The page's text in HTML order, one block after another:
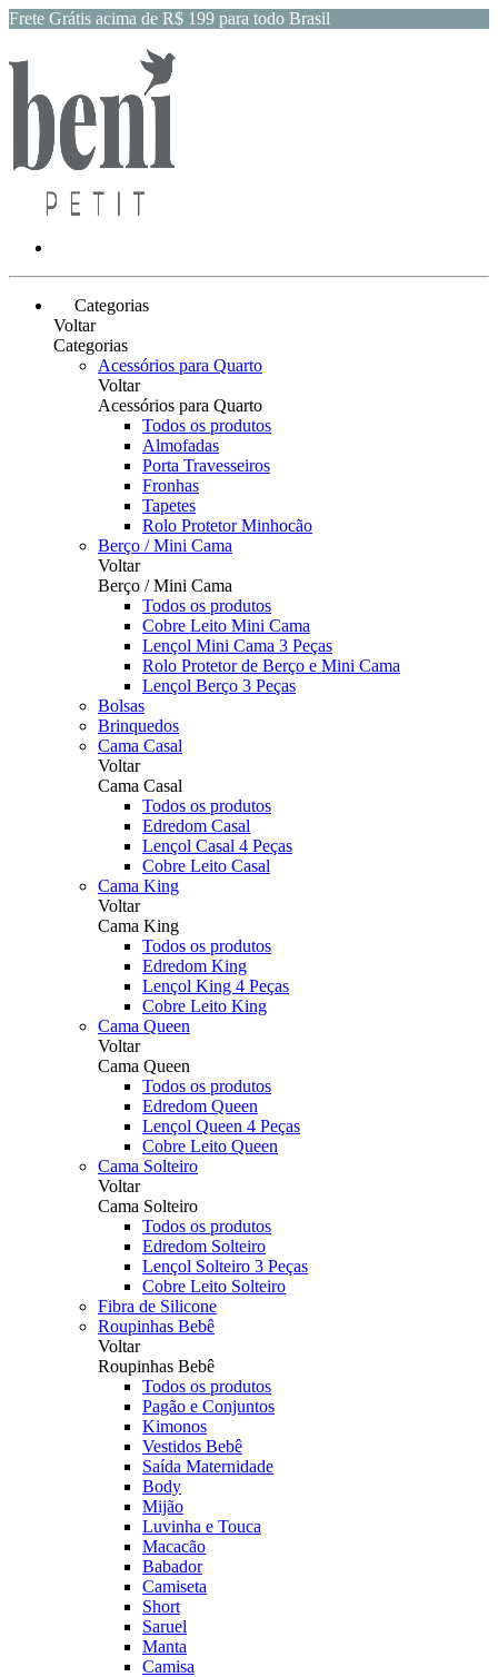
Frete Grátis acima de R$ 199 para todo Brasil
Categorias
Voltar
Categorias
Acessórios para Quarto
Voltar
Acessórios para Quarto
Todos os produtos
Almofadas
Porta Travesseiros
Fronhas
Tapetes
Rolo Protetor Minhocão
Berço / Mini Cama
Voltar
Berço / Mini Cama
Todos os produtos
Cobre Leito Mini Cama
Lençol Mini Cama 3 Peças
Rolo Protetor de Berço e Mini Cama
Lençol Berço 3 Peças
Bolsas
Brinquedos
Cama Casal
Voltar
Cama Casal
Todos os produtos
Edredom Casal
Lençol Casal 4 Peças
Cobre Leito Casal
Cama King
Voltar
Cama King
Todos os produtos
Edredom King
Lençol King 4 Peças
Cobre Leito King
Cama Queen
Voltar
Cama Queen
Todos os produtos
Edredom Queen
Lençol Queen 4 Peças
Cobre Leito Queen
Cama Solteiro
Voltar
Cama Solteiro
Todos os produtos
Edredom Solteiro
Lençol Solteiro 3 Peças
Cobre Leito Solteiro
Fibra de Silicone
Roupinhas Bebê
Voltar
Roupinhas Bebê
Todos os produtos
Pagão e Conjuntos
Kimonos
Vestidos Bebê
Saída Maternidade
Body
Mijão
Luvinha e Touca
Macacão
Babador
Camiseta
Short
Saruel
Manta
Camisa